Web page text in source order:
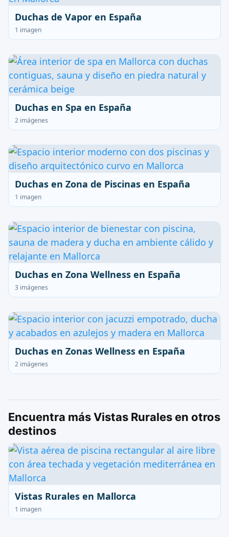
Duchas de Vapor en España
1 imagen
Duchas en Spa en España
2 imágenes
Duchas en Zona de Piscinas en España
1 imagen
Duchas en Zona Wellness en España
3 imágenes
Duchas en Zonas Wellness en España
2 imágenes
Encuentra más Vistas Rurales en otros
destinos
Vistas Rurales en Mallorca
1 imagen